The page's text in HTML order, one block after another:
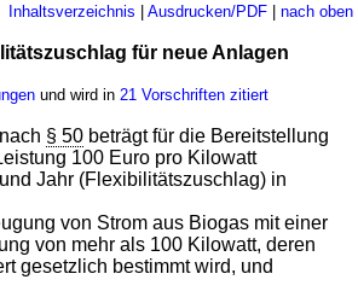
Inhaltsverzeichnis | Ausdrucken/PDF| nach oben
für neue Anlagen
und wird in 21 Vorschriften zitiert
§ 50 beträgt für die Bereitstellung
100 Euro pro Kilowatt
Jahr (Flexibilitätszuschlag) in
von Strom aus Biogas mit einer
von mehr als 100 Kilowatt, deren
gesetzlich bestimmt wird, und